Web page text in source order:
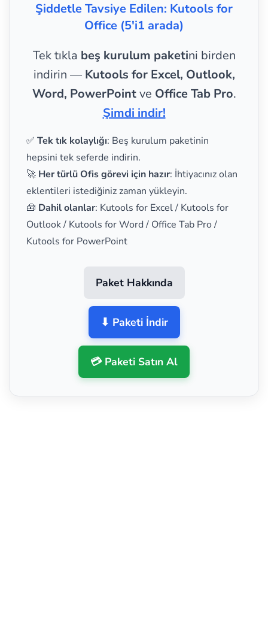
Şiddetle Tavsiye Edilen: Kutools for
Office (5'i1 arada)
Tek tıkla beş kurulum paketini birden
indirin — Kutools for Excel, Outlook,
Word, PowerPointve Office Tab Pro.
Şimdi indir!
✅ Tek tık kolaylığı: Beş kurulum paketinin
hepsini tek seferde indirin.
🚀 Her türlü Ofis görevi için hazır: İhtiyacınız olan
eklentileri istediğiniz zaman yükleyin.
🧰 Dahil olanlar: Kutools for Excel / Kutools for
Outlook / Kutools for Word / Office Tab Pro /
Kutools for PowerPoint
Paket Hakkında
⬇ Paketi İndir
💳 Paketi Satın Al